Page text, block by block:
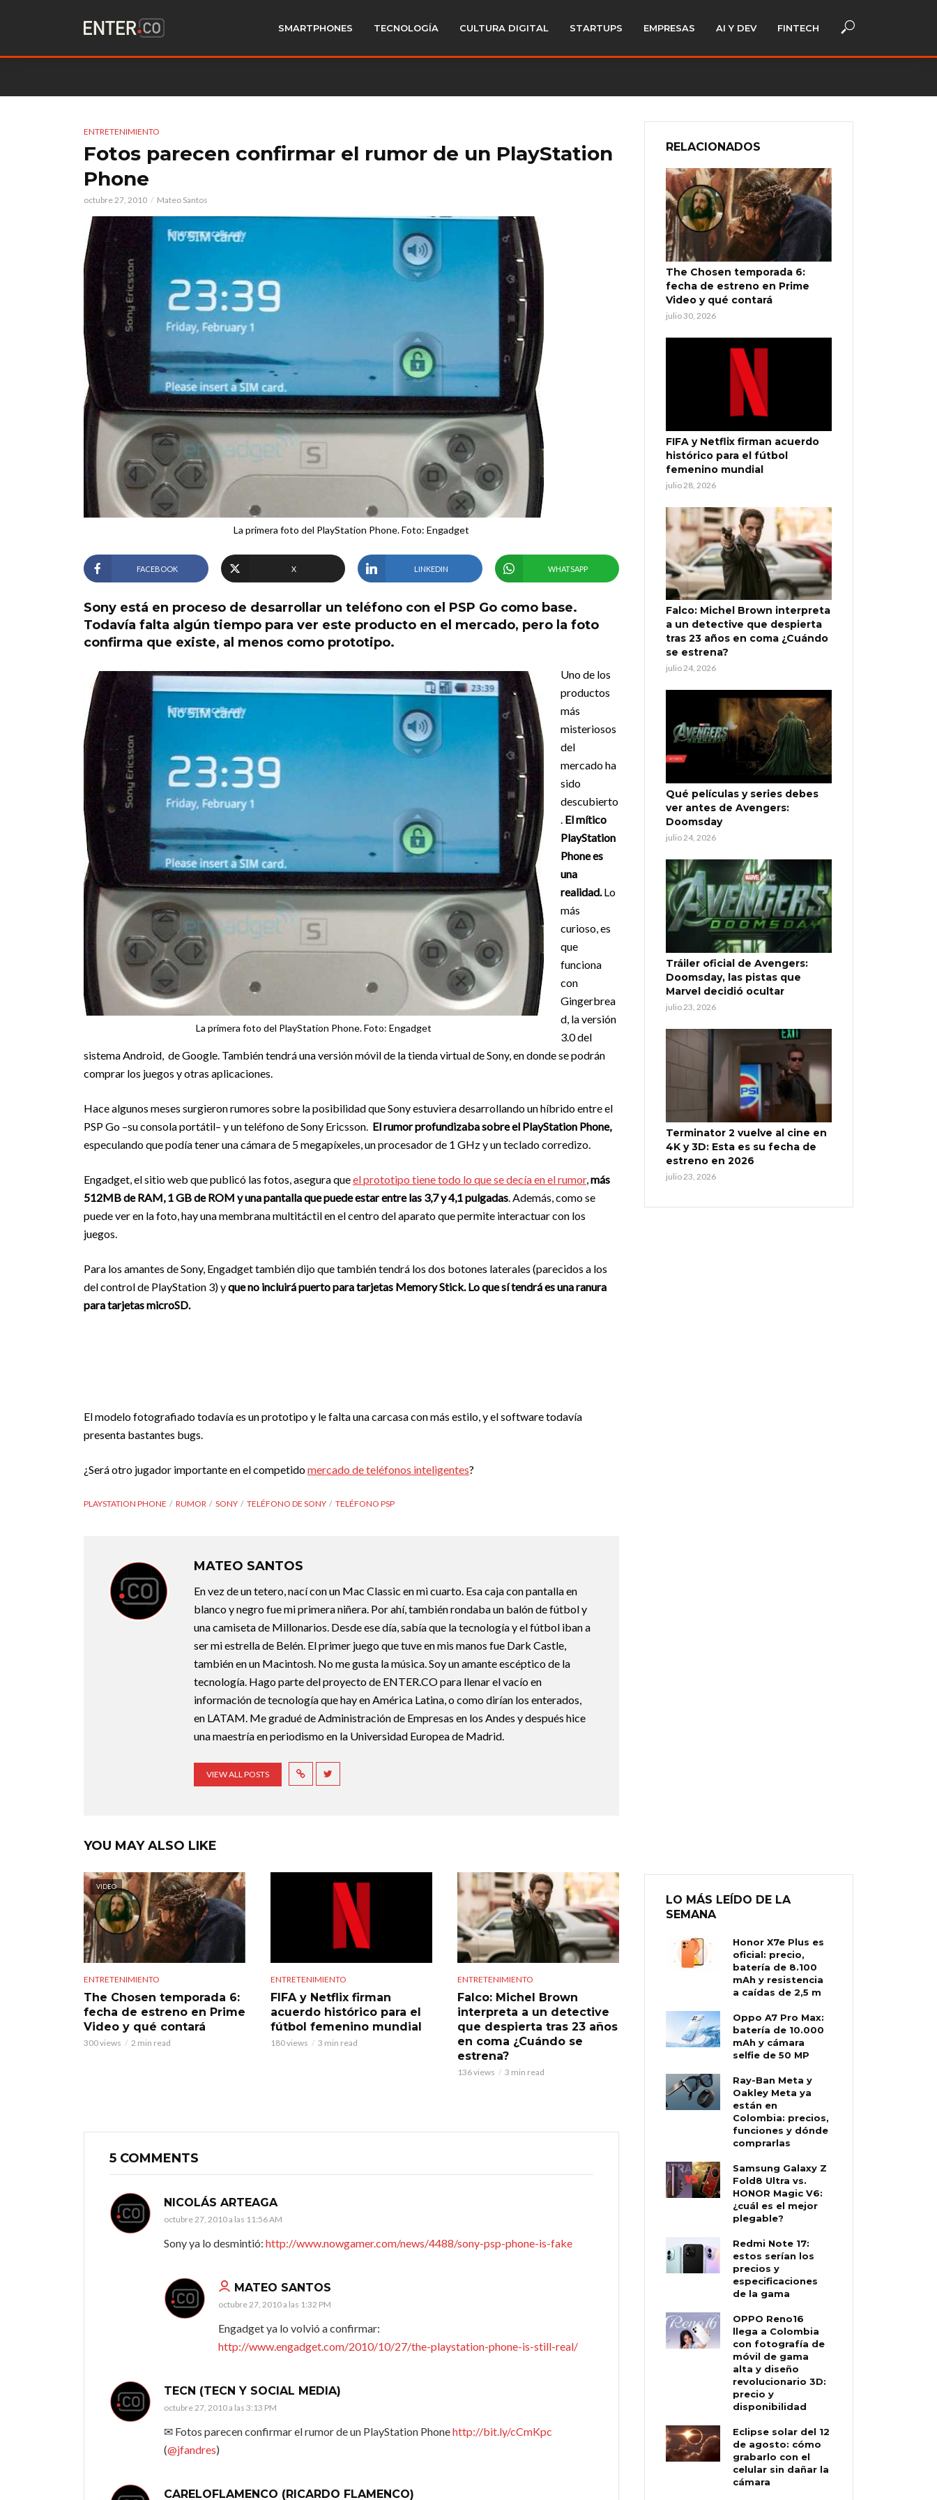
SMARTPHONES TECNOLOGÍA CULTURA DIGITAL STARTUPS EMPRESAS AI Y DEV FINTECH
ENTRETENIMIENTO
Fotos parecen confirmar el rumor de un PlayStation
Phone
octubre 27, 2010 Mateo Santos
La primera foto del PlayStation Phone. Foto: Engadget
FACEBOOK X LINKEDIN WHATSAPP
Sony está en proceso de desarrollar un teléfono con el PSP Go como base.
Todavía falta algún tiempo para ver este producto en el mercado, pero la foto
confirma que existe, al menos como prototipo.
La primera foto del PlayStation Phone. Foto: Engadget
Uno de los
productos
más
misteriosos
del
mercado ha
sido
descubierto
. El mítico
PlayStation
Phone es
una
realidad.Lo
más
curioso, es
que
funciona
con
Gingerbrea
d, la versión
3.0 del
sistema Android, de Google. También tendrá una versión móvil de la tienda virtual de Sony, en donde se podrán
comprar los juegos y otras aplicaciones.
Hace algunos meses surgieron rumores sobre la posibilidad que Sony estuviera desarrollando un híbrido entre el
PSP Go –su consola portátil– y un teléfono de Sony Ericsson. El rumor profundizaba sobre el PlayStation Phone,
especulando que podía tener una cámara de 5 megapíxeles, un procesador de 1 GHz y un teclado corredizo.
Engadget, el sitio web que publicó las fotos, asegura queel prototipo tiene todo lo que se decía en el rumor,más
512MB de RAM, 1 GB de ROM y una pantalla que puede estar entre las 3,7 y 4,1 pulgadas. Además, como se
puede ver en la foto, hay una membrana multitáctil en el centro del aparato que permite interactuar con los
juegos.
Para los amantes de Sony, Engadget también dijo que también tendrá los dos botones laterales (parecidos a los
del control de PlayStation 3) yque no incluirá puerto para tarjetas Memory Stick. Lo que sí tendrá es una ranura
para tarjetas microSD.
El modelo fotografiado todavía es un prototipo y le falta una carcasa con más estilo, y el software todavía
presenta bastantes bugs.
¿Será otro jugador importante en el competidomercado de teléfonos inteligentes?
PLAYSTATION PHONE RUMOR SONY TELÉFONO DE SONY TELÉFONO PSP
MATEO SANTOS
En vez de un tetero, nací con un Mac Classic en mi cuarto. Esa caja con pantalla en
blanco y negro fue mi primera niñera. Por ahí, también rondaba un balón de fútbol y
una camiseta de Millonarios. Desde ese día, sabía que la tecnología y el fútbol iban a
ser mi estrella de Belén. El primer juego que tuve en mis manos fue Dark Castle,
también en un Macintosh. No me gusta la música. Soy un amante escéptico de la
tecnología. Hago parte del proyecto de ENTER.CO para llenar el vacío en
información de tecnología que hay en América Latina, o como dirían los enterados,
en LATAM. Me gradué de Administración de Empresas en los Andes y después hice
una maestría en periodismo en la Universidad Europea de Madrid.
VIEW ALL POSTS
YOU MAY ALSO LIKE
VIDEO
ENTRETENIMIENTO
The Chosen temporada 6:
fecha de estreno en Prime
Video y qué contará
300 views 2 min read
ENTRETENIMIENTO
FIFA y Netflix firman
acuerdo histórico para el
fútbol femenino mundial
180 views 3 min read
ENTRETENIMIENTO
Falco: Michel Brown
interpreta a un detective
que despierta tras 23 años
en coma ¿Cuándo se
estrena?
136 views 3 min read
5 COMMENTS
NICOLÁS ARTEAGA
octubre 27, 2010 a las 11:56 AM
Sony ya lo desmintió: http://www.nowgamer.com/news/4488/sony-psp-phone-is-fake
MATEO SANTOS
octubre 27, 2010 a las 1:32 PM
Engadget ya lo volvió a confirmar:
http://www.engadget.com/2010/10/27/the-playstation-phone-is-still-real/
TECN (TECN Y SOCIAL MEDIA)
octubre 27, 2010 a las 3:13 PM
✉ Fotos parecen confirmar el rumor de un PlayStation Phonehttp://bit.ly/cCmKpc
(@jfandres)
CARELOFLAMENCO (RICARDO FLAMENCO)
RELACIONADOS
The Chosen temporada 6:
fecha de estreno en Prime
Video y qué contará
julio 30, 2026
FIFA y Netflix firman acuerdo
histórico para el fútbol
femenino mundial
julio 28, 2026
Falco: Michel Brown interpreta
a un detective que despierta
tras 23 años en coma ¿Cuándo
se estrena?
julio 24, 2026
Qué películas y series debes
ver antes de Avengers:
Doomsday
julio 24, 2026
Tráiler oficial de Avengers:
Doomsday, las pistas que
Marvel decidió ocultar
julio 23, 2026
Terminator 2 vuelve al cine en
4K y 3D: Esta es su fecha de
estreno en 2026
julio 23, 2026
LO MÁS LEÍDO DE LA
SEMANA
Honor X7e Plus es
oficial: precio,
batería de 8.100
mAh y resistencia
a caídas de 2,5 m
Oppo A7 Pro Max:
batería de 10.000
mAh y cámara
selfie de 50 MP
Ray-Ban Meta y
Oakley Meta ya
están en
Colombia: precios,
funciones y dónde
comprarlas
Samsung Galaxy Z
Fold8 Ultra vs.
HONOR Magic V6:
¿cuál es el mejor
plegable?
Redmi Note 17:
estos serían los
precios y
especificaciones
de la gama
OPPO Reno16
llega a Colombia
con fotografía de
móvil de gama
alta y diseño
revolucionario 3D:
precio y
disponibilidad
Eclipse solar del 12
de agosto: cómo
grabarlo con el
celular sin dañar la
cámara